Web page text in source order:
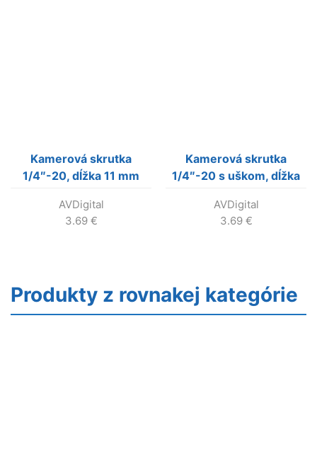
Kamerová skrutka
1/4″-20, dĺžka 11 mm
AVDigital
3.69 €
Kamerová skrutka
1/4″-20 s uškom, dĺžka
AVDigital
3.69 €
Produkty z rovnakej kategórie